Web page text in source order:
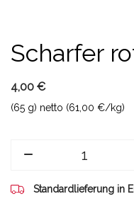
Scharfer
4,00 €
(65 g) netto (61,00 €/kg)
Standardlieferung in